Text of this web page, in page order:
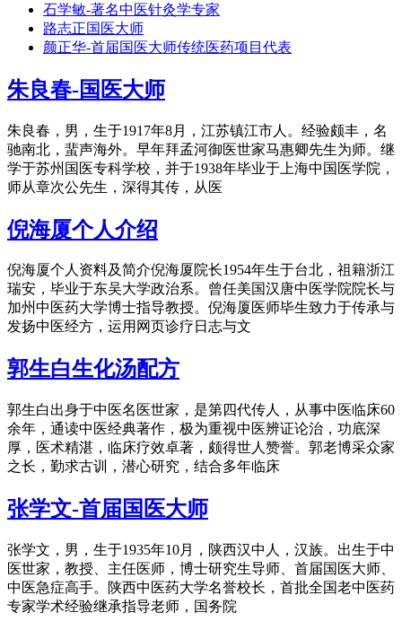
石学敏-著名中医针灸学专家
路志正国医大师
颜正华-首届国医大师传统医药项目代表
朱良春-国医大师
朱良春，男，生于1917年8月，江苏镇江市人。经验颇丰，名
驰南北，蜚声海外。早年拜孟河御医世家马惠卿先生为师。继
学于苏州国医专科学校，并于1938年毕业于上海中国医学院，
师从章次公先生，深得其传，从医
倪海厦个人介绍
倪海厦个人资料及简介倪海厦院长1954年生于台北，祖籍浙江
瑞安，毕业于东吴大学政治系。曾任美国汉唐中医学院院长与
加州中医药大学博士指导教授。倪海厦医师毕生致力于传承与
发扬中医经方，运用网页诊疗日志与文
郭生白生化汤配方
郭生白出身于中医名医世家，是第四代传人，从事中医临床60
余年，通读中医经典著作，极为重视中医辨证论治，功底深
厚，医术精湛，临床疗效卓著，颇得世人赞誉。郭老博采众家
之长，勤求古训，潜心研究，结合多年临床
张学文-首届国医大师
张学文，男，生于1935年10月，陕西汉中人，汉族。出生于中
医世家，教授、主任医师，博士研究生导师、首届国医大师、
中医急症高手。陕西中医药大学名誉校长，首批全国老中医药
专家学术经验继承指导老师，国务院